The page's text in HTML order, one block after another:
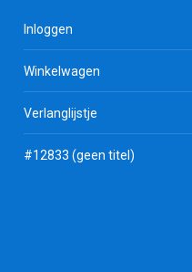
Inloggen
Winkelwagen
Verlanglijstje
#12833 (geen titel)